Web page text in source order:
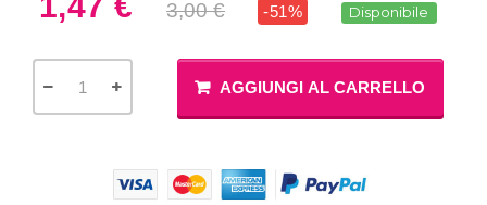
3,00 € -51% Disponibile
AGGIUNGI AL CARRELLO